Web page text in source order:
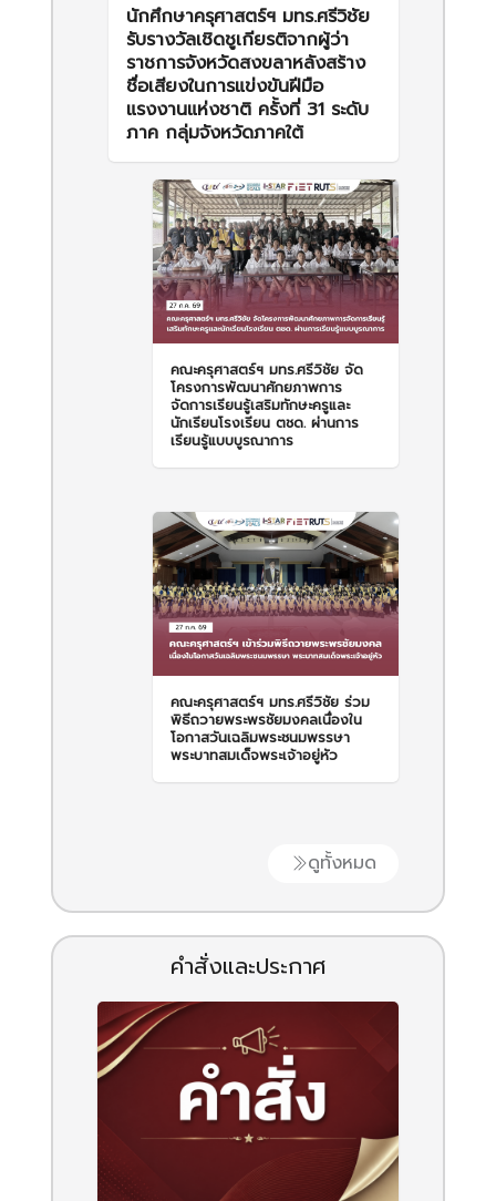
นักศึกษาครุศาสตร์ฯ มทร.ศรีวิชัย
รับรางวัลเชิดชูเกียรติจากผู้ว่า
ราชการจังหวัดสงขลาหลังสร้าง
ชื่อเสียงในการแข่งขันฝีมือ
แรงงานแห่งชาติ ครั้งที่ 31 ระดับ
ภาค กลุ่มจังหวัดภาคใต้
คณะครุศาสตร์ฯ มทร.ศรีวิชัย จัด
โครงการพัฒนาศักยภาพการ
จัดการเรียนรู้เสริมทักษะครูและ
นักเรียนโรงเรียน ตชด. ผ่านการ
เรียนรู้แบบบูรณาการ
คณะครุศาสตร์ฯ มทร.ศรีวิชัย ร่วม
พิธีถวายพระพรชัยมงคลเนื่องใน
โอกาสวันเฉลิมพระชนมพรรษา
พระบาทสมเด็จพระเจ้าอยู่หัว
ดูทั้งหมด
คำสั่งและประกาศ